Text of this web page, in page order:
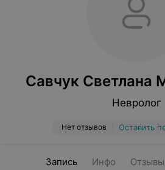
Савчук Светлана
Невролог
Нет отзывов Оставить
Запись Инфо Отзывы